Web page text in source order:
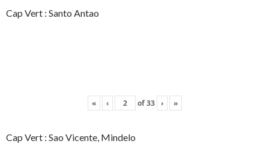
Cap Vert : Santo Antao
« ‹ of33 › »
Cap Vert : Sao Vicente, Mindelo